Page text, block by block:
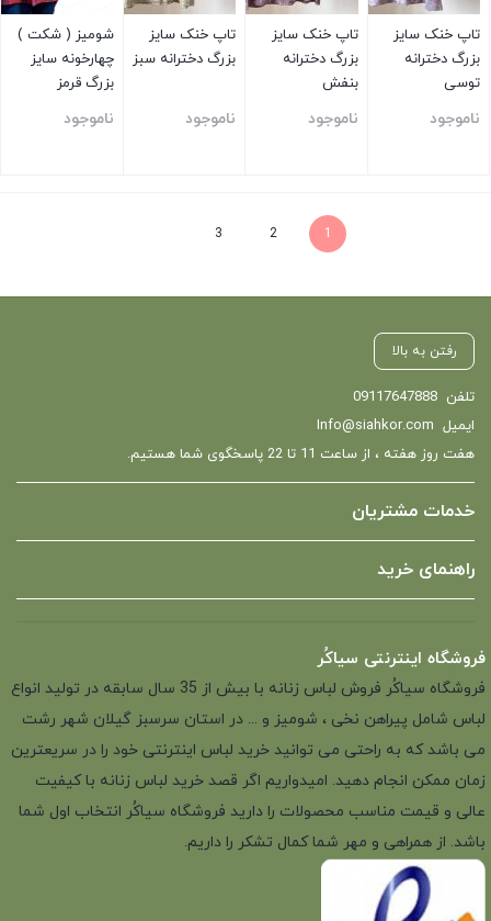
تاپ خنک سایز
بزرگ دخترانه
توسی
ناموجود
تاپ خنک سایز
بزرگ دخترانه
بنفش
ناموجود
تاپ خنک سایز
بزرگ دخترانه سبز
ناموجود
شومیز ( شکت )
چهارخونه سایز
بزرگ قرمز
ناموجود
1
2
3
رفتن به بالا
تلفن 09117647888
ایمیل Info@siahkor.com
هفت روز هفته ، از ساعت 11 تا 22 پاسخگوی شما هستیم.
خدمات مشتریان
راهنمای خرید
فروشگاه اینترنتی سیاکُر
فروشگاه سیاکُر فروش لباس زنانه با بیش از 35 سال سابقه در تولید انواع
لباس شامل پیراهن نخی ، شومیز و ... در استان سرسبز گیلان شهر رشت
می باشد که به راحتی می توانید خرید لباس اینترنتی خود را در سریعترین
زمان ممکن انجام دهید. امیدواریم اگر قصد خرید لباس زنانه با کیفیت
عالی و قیمت مناسب محصولات را دارید فروشگاه سیاکُر انتخاب اول شما
باشد. از همراهی و مهر شما کمال تشکر را داریم.